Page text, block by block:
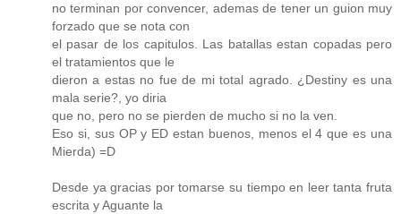
no terminan por convencer, ademas de tener un guion muy
forzado que se nota con
el pasar de los capitulos. Las batallas estan copadas pero
el tratamientos que le
dieron a estas no fue de mi total agrado. ¿Destiny es una
mala serie?, yo diria
que no, pero no se pierden de mucho si no la ven.
Eso si, sus OP y ED estan buenos, menos el 4 que es una
Mierda) =D
Desde ya gracias por tomarse su tiempo en leer tanta fruta
escrita y Aguante la